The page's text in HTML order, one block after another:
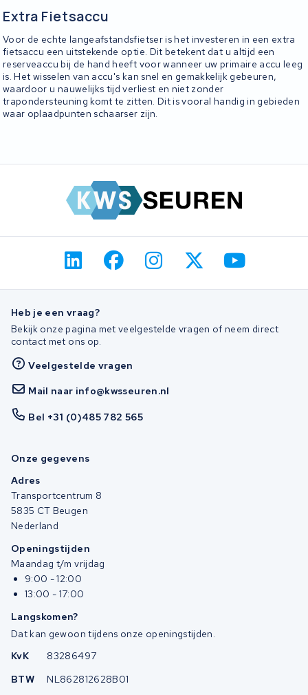
Extra Fietsaccu
Voor de echte langeafstandsfietser is het investeren in een extra
fietsaccu een uitstekende optie. Dit betekent dat u altijd een
reserveaccu bij de hand heeft voor wanneer uw primaire accu leeg
is. Het wisselen van accu's kan snel en gemakkelijk gebeuren,
waardoor u nauwelijks tijd verliest en niet zonder
trapondersteuning komt te zitten. Dit is vooral handig in gebieden
waar oplaadpunten schaarser zijn.
Heb je een vraag?
Bekijk onze pagina met veelgestelde vragen of neem direct
contact met ons op.
Veelgestelde vragen
Mail naar info@kwsseuren.nl
Bel +31 (0)485 782 565
Onze gegevens
Adres
Transportcentrum 8
5835 CT Beugen
Nederland
Openingstijden
Maandag t/m vrijdag
9:00 - 12:00
13:00 - 17:00
Langskomen?
Dat kan gewoon tijdens onze openingstijden.
KvK
83286497
BTW
NL862812628B01